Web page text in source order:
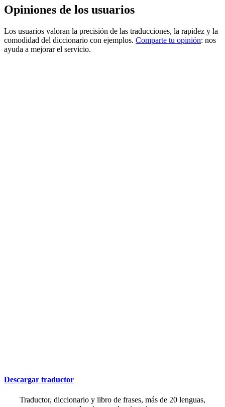
Opiniones de los usuarios
Los usuarios valoran la precisión de las traducciones, la rapidez y la
comodidad del diccionario con ejemplos. Comparte tu opinión: nos
ayuda a mejorar el servicio.
Descargar traductor
Traductor, diccionario y libro de frases, más de 20 lenguas,